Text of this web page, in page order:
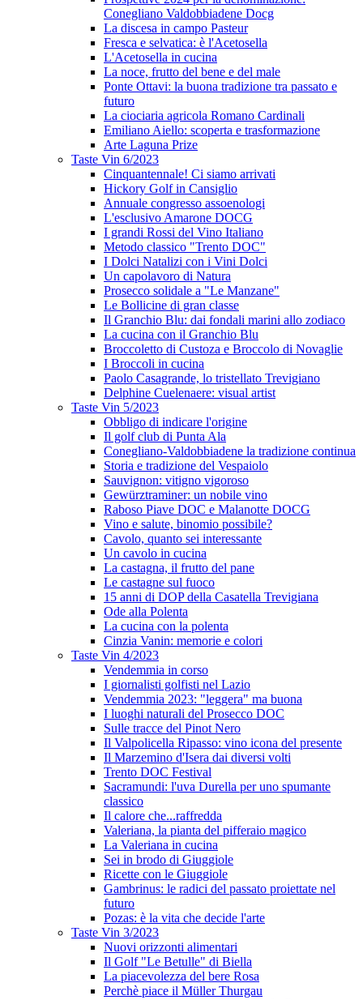
Conegliano Valdobbiadene Docg
La discesa in campo Pasteur
Fresca e selvatica: è l'Acetosella
L'Acetosella in cucina
La noce, frutto del bene e del male
Ponte Ottavi: la buona tradizione tra passato e
futuro
La ciociaria agricola Romano Cardinali
Emiliano Aiello: scoperta e trasformazione
Arte Laguna Prize
Taste Vin 6/2023
Cinquantennale! Ci siamo arrivati
Hickory Golf in Cansiglio
Annuale congresso assoenologi
L'esclusivo Amarone DOCG
I grandi Rossi del Vino Italiano
Metodo classico "Trento DOC"
I Dolci Natalizi con i Vini Dolci
Un capolavoro di Natura
Prosecco solidale a "Le Manzane"
Le Bollicine di gran classe
Il Granchio Blu: dai fondali marini allo zodiaco
La cucina con il Granchio Blu
Broccoletto di Custoza e Broccolo di Novaglie
I Broccoli in cucina
Paolo Casagrande, lo tristellato Trevigiano
Delphine Cuelenaere: visual artist
Taste Vin 5/2023
Obbligo di indicare l'origine
Il golf club di Punta Ala
Conegliano-Valdobbiadene la tradizione continua
Storia e tradizione del Vespaiolo
Sauvignon: vitigno vigoroso
Gewürztraminer: un nobile vino
Raboso Piave DOC e Malanotte DOCG
Vino e salute, binomio possibile?
Cavolo, quanto sei interessante
Un cavolo in cucina
La castagna, il frutto del pane
Le castagne sul fuoco
15 anni di DOP della Casatella Trevigiana
Ode alla Polenta
La cucina con la polenta
Cinzia Vanin: memorie e colori
Taste Vin 4/2023
Vendemmia in corso
I giornalisti golfisti nel Lazio
Vendemmia 2023: "leggera" ma buona
I luoghi naturali del Prosecco DOC
Sulle tracce del Pinot Nero
Il Valpolicella Ripasso: vino icona del presente
Il Marzemino d'Isera dai diversi volti
Trento DOC Festival
Sacramundi: l'uva Durella per uno spumante
classico
Il calore che...raffredda
Valeriana, la pianta del pifferaio magico
La Valeriana in cucina
Sei in brodo di Giuggiole
Ricette con le Giuggiole
Gambrinus: le radici del passato proiettate nel
futuro
Pozas: è la vita che decide l'arte
Taste Vin 3/2023
Nuovi orizzonti alimentari
Il Golf "Le Betulle" di Biella
La piacevolezza del bere Rosa
Perchè piace il Müller Thurgau